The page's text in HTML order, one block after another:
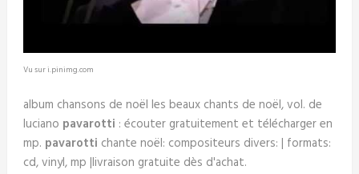
Vu sur i.pinimg.com
album chansons de noël les beaux chants de noël, vol. de
luciano pavarotti : écouter gratuitement et télécharger en
mp. pavarotti chante noël: compositeurs divers: | formats:
cd, vinyl, mp |livraison gratuite dès d'achat.